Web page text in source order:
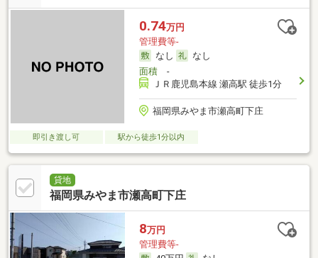
0.74万円
管理費等-
なし
なし
面積-
ＪＲ鹿児島本線 瀬高駅 徒歩1分
福岡県みやま市瀬高町下庄
即引き渡し可 駅から徒歩1分以内
貸地
福岡県みやま市瀬高町下庄
8万円
管理費等-